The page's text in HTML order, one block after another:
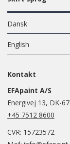
Dansk
English
Kontakt
EFApaint A/S
Energivej 13, DK-
+45 7512 8600
CVR: 15723572